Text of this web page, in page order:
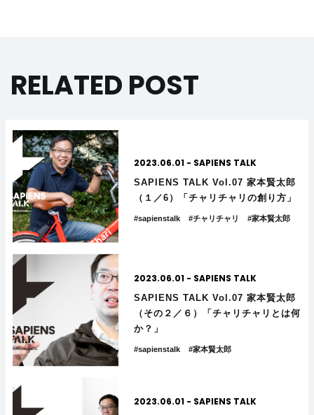
RELATED POST
2023.06.01 - SAPIENS TALK
SAPIENS TALK Vol.07 家本賢太郎
（１／6）「チャリチャリの創り方」
#sapienstalk #チャリチャリ #家本賢太郎
2023.06.01 - SAPIENS TALK
SAPIENS TALK Vol.07 家本賢太郎
（その２／６）「チャリチャリとは何
か？」
#sapienstalk #家本賢太郎
2023.06.01 - SAPIENS TALK